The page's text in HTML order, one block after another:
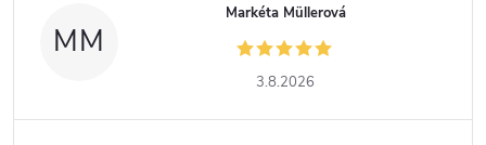
MM
Markéta Müllerová
3.8.2026